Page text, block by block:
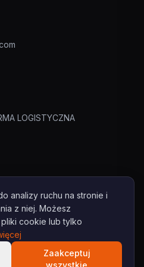
LOGISTYCZNA
analizy ruchu na stronie i
z niej. Możesz
cookie lub tylko
Zaakceptuj
wszystkie